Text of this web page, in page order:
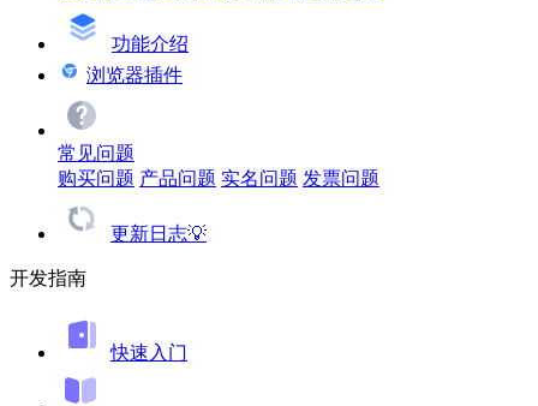
功能介绍
浏览器插件
常见问题
购买问题 产品问题 实名问题 发票问题
更新日志💡
开发指南
快速入门